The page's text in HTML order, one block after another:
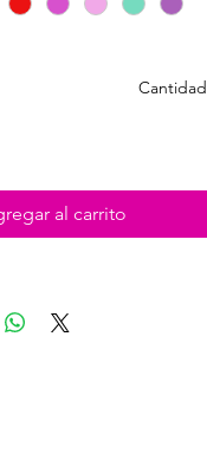
Cantidad
al carrito